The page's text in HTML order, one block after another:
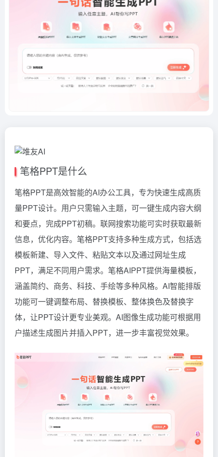
笔格PPT是什么
笔格PPT是高效智能的AI办公工具，专为快速生成高质
量PPT设计。用户只需输入主题，可一键生成内容大纲
和要点，完成PPT初稿。联网搜索功能可实时获取最新
信息，优化内容。笔格PPT支持多种生成方式，包括选
模板新建、导入文件、粘贴文本以及通过网址生成
PPT，满足不同用户需求。笔格AIPPT提供海量模板，
涵盖简约、商务、科技、手绘等多种风格。AI智能排版
功能可一键调整布局、替换模板、整体换色及替换字
体，让PPT设计更专业美观。AI图像生成功能可根据用
户描述生成图片并插入PPT，进一步丰富视觉效果。